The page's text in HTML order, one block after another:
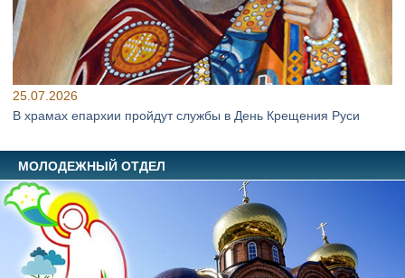
25.07.2026
В храмах епархии пройдут службы в День Крещения Руси
МОЛОДЕЖНЫЙ ОТДЕЛ